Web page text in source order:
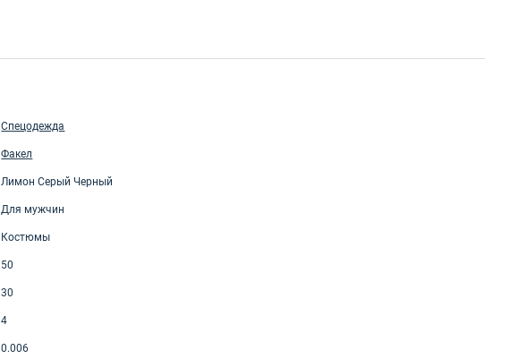
Спецодежда
Факел
Лимон Серый Черный
Для мужчин
Костюмы
50
30
4
0.006